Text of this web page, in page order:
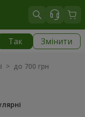
Так Змінити
> до 700 грн